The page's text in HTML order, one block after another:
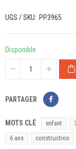
UGS / SKU PP3965
Disponible
PARTAGER
MOTS CLÉ enfant
6 ans
construction